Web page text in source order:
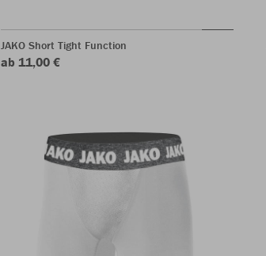
JAKO Short Tight Function
ab 11,00 €